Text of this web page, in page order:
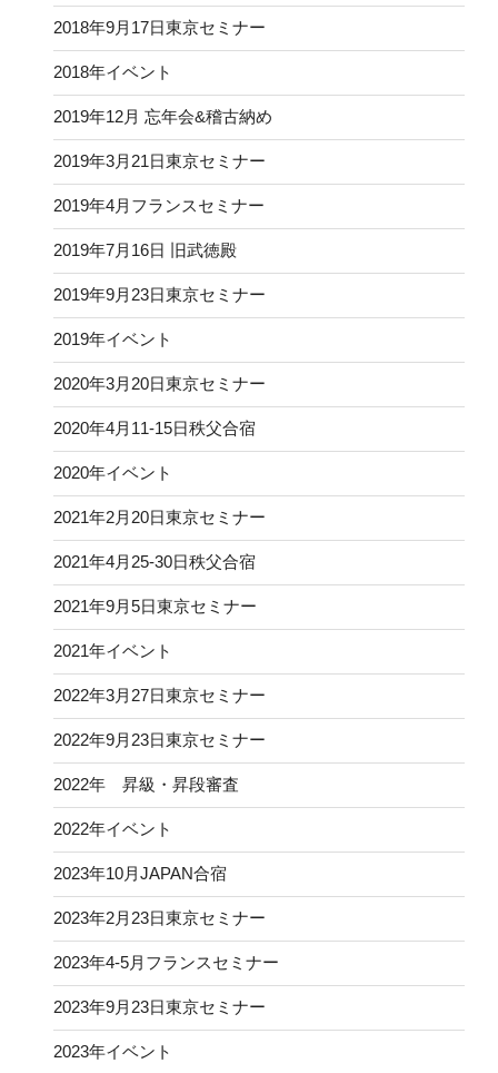
2018年9月17日東京セミナー
2018年イベント
2019年12月 忘年会&稽古納め
2019年3月21日東京セミナー
2019年4月フランスセミナー
2019年7月16日 旧武徳殿
2019年9月23日東京セミナー
2019年イベント
2020年3月20日東京セミナー
2020年4月11-15日秩父合宿
2020年イベント
2021年2月20日東京セミナー
2021年4月25-30日秩父合宿
2021年9月5日東京セミナー
2021年イベント
2022年3月27日東京セミナー
2022年9月23日東京セミナー
2022年 昇級・昇段審査
2022年イベント
2023年10月JAPAN合宿
2023年2月23日東京セミナー
2023年4-5月フランスセミナー
2023年9月23日東京セミナー
2023年イベント